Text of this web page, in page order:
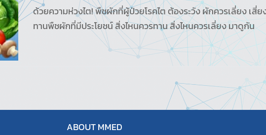
ด้วยความห่วงไต! พืชผักที่ผู้ป่วยโรคไต ต้องระวัง ผักควรเลี่ยง เสี่ย
ทานพืชผักที่มีประโยชน์ สิ่งไหนควรทาน สิ่งไหนควรเลี่ยง มาดูกัน
ABOUT MMED